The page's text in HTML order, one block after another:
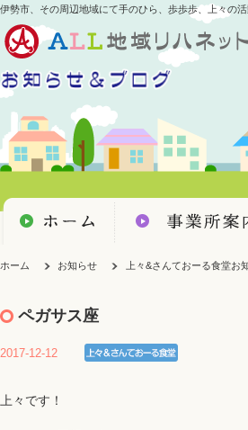
伊勢市、その周辺地域にて手のひら、歩歩歩、上々の
ホーム お知らせ 上々&さんておーる食堂お
ペガサス座
2017-12-12
上々です！